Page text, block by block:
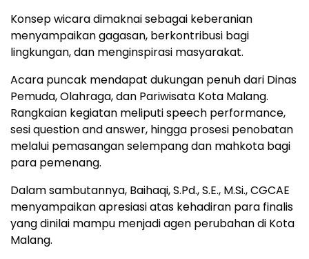
Konsep wicara dimaknai sebagai keberanian
menyampaikan gagasan, berkontribusi bagi
lingkungan, dan menginspirasi masyarakat.
Acara puncak mendapat dukungan penuh dari Dinas
Pemuda, Olahraga, dan Pariwisata Kota Malang.
Rangkaian kegiatan meliputi speech performance,
sesi question and answer, hingga prosesi penobatan
melalui pemasangan selempang dan mahkota bagi
para pemenang.
Dalam sambutannya, Baihaqi, S.Pd., S.E., M.Si., CGCAE
menyampaikan apresiasi atas kehadiran para finalis
yang dinilai mampu menjadi agen perubahan di Kota
Malang.